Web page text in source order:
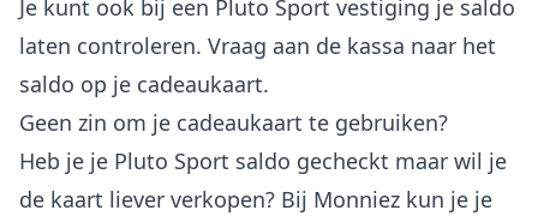
Je kunt ook bij een Pluto Sport vestiging je saldo
laten controleren. Vraag aan de kassa naar het
saldo op je cadeaukaart.
Geen zin om je cadeaukaart te gebruiken?
Heb je je Pluto Sport saldo gecheckt maar wil je
de kaart liever verkopen? Bij Monniez kun je je